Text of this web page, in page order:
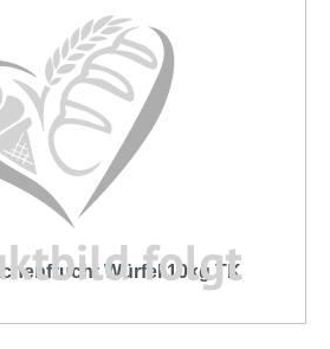
Würfel 10kg TK